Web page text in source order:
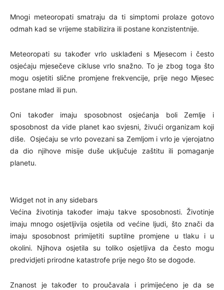
Mnogi meteoropati smatraju da ti simptomi prolaze gotovo
odmah kad se vrijeme stabilizira ili postane konzistentnije.
Meteoropati su također vrlo usklađeni s Mjesecom i često
osjećaju mjesečeve cikluse vrlo snažno. To je zbog toga što
mogu osjetiti slične promjene frekvencije, prije nego Mjesec
postane mlad ili pun.
Oni također imaju sposobnost osjećanja boli Zemlje i
sposobnost da vide planet kao svjesni, živući organizam koji
diše. Osjećaju se vrlo povezani sa Zemljom i vrlo je vjerojatno
da dio njihove misije duše uključuje zaštitu ili pomaganje
planetu.
Widget not in any sidebars
Većina životinja također imaju takve sposobnosti. Životinje
imaju mnogo osjetljivija osjetila od većine ljudi, što znači da
imaju sposobnost primijetiti suptilne promjene u tlaku i u
okolini. Njihova osjetila su toliko osjetljiva da često mogu
predvidjeti prirodne katastrofe prije nego što se dogode.
Znanost je također to proučavala i primijećeno je da se